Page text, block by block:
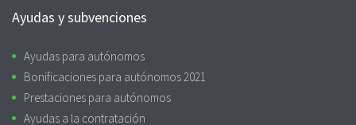
Ayudas y subvenciones
Ayudas para autónomos
Bonificaciones para autónomos 2021
Prestaciones para autónomos
Ayudas a la contratación